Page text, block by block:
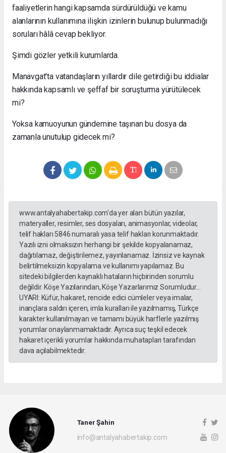
faaliyetlerin hangi kapsamda sürdürüldüğü ve kamu
alanlarının kullanımına ilişkin izinlerin bulunup bulunmadığı
soruları hâlâ cevap bekliyor.
Şimdi gözler yetkili kurumlarda.
Manavgat'ta vatandaşların yıllardır dile getirdiği bu iddialar
hakkında kapsamlı ve şeffaf bir soruşturma yürütülecek
mi?
Yoksa kamuoyunun gündemine taşınan bu dosya da
zamanla unutulup gidecek mi?
www.antalyahabertakip.com'da yer alan bütün yazılar,
materyaller, resimler, ses dosyaları, animasyonlar, videolar,
telif hakları 5846 numaralı yasa telif hakları korunmaktadır.
Yazılı izni olmaksızın herhangi bir şekilde kopyalanamaz,
dağıtılamaz, değiştirilemez, yayınlanamaz. İzinsiz ve kaynak
belirtilmeksizin kopyalama ve kullanımı yapılamaz. Bu
sitedeki bilgilerden kaynaklı hataların hiçbirinden sorumlu
değildir. Köşe Yazılarından, Köşe Yazarlarımız Sorumludur...
UYARI: Küfür, hakaret, rencide edici cümleler veya imalar,
inançlara saldırı içeren, imla kuralları ile yazılmamış, Türkçe
karakter kullanılmayan ve tamamı büyük harflerle yazılmış
yorumlar onaylanmamaktadır. Ayrıca suç teşkil edecek
hakaret içerikli yorumlar hakkında muhatapları tarafından
dava açılabilmektedir.
Taner Şahin
info@antalyahabertakip.com